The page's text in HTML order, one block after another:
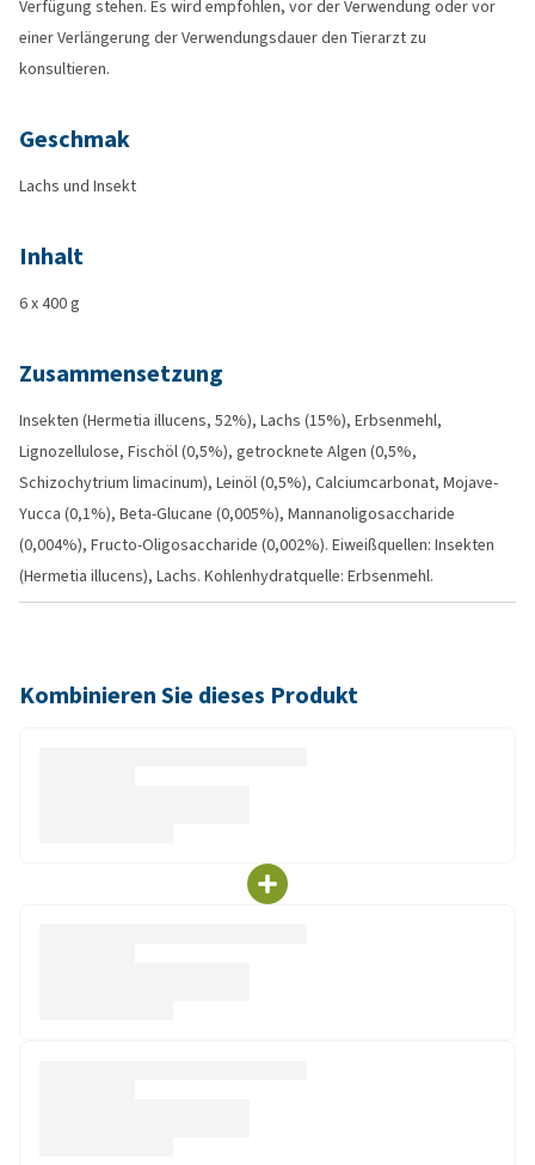
Verfügung stehen. Es wird empfohlen, vor der Verwendung oder vor
einer Verlängerung der Verwendungsdauer den Tierarzt zu
konsultieren.
Geschmak
Lachs und Insekt
Inhalt
6 x 400 g
Zusammensetzung
Insekten (Hermetia illucens, 52%), Lachs (15%), Erbsenmehl,
Lignozellulose, Fischöl (0,5%), getrocknete Algen (0,5%,
Schizochytrium limacinum), Leinöl (0,5%), Calciumcarbonat, Mojave-
Yucca (0,1%), Beta-Glucane (0,005%), Mannanoligosaccharide
(0,004%), Fructo-Oligosaccharide (0,002%). Eiweißquellen: Insekten
(Hermetia illucens), Lachs. Kohlenhydratquelle: Erbsenmehl.
Kombinieren Sie dieses Produkt